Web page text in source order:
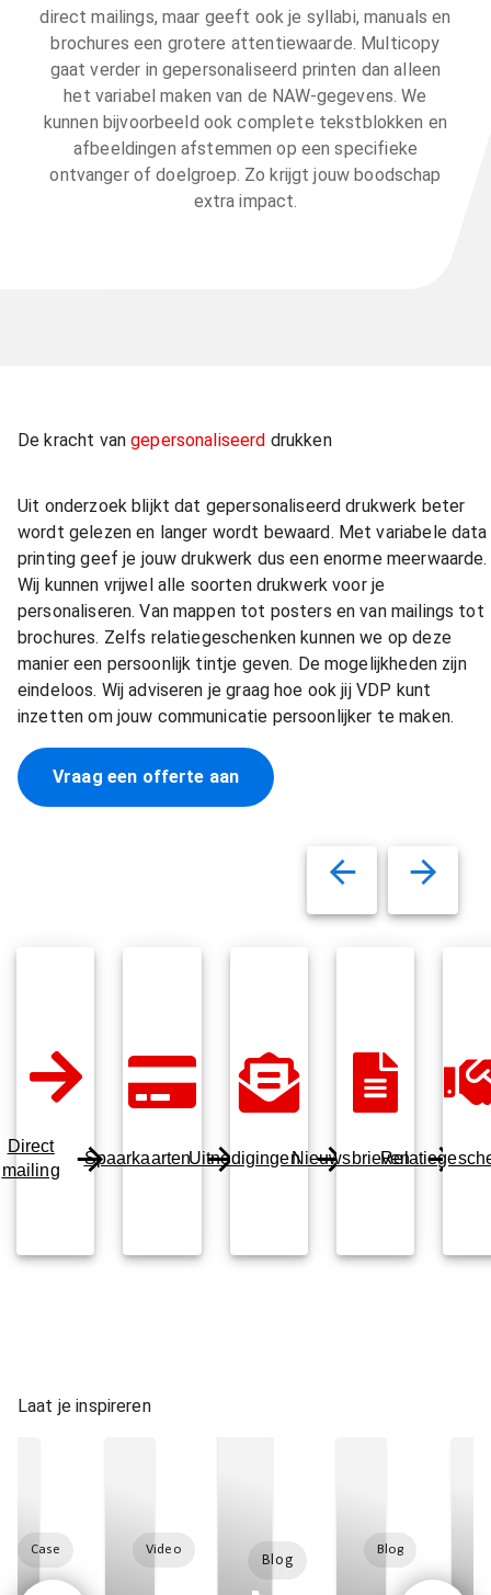
direct mailings, maar geeft ook je syllabi, manuals en
brochures een grotere attentiewaarde. Multicopy
gaat verder in gepersonaliseerd printen dan alleen
het variabel maken van de NAW-gegevens. We
kunnen bijvoorbeeld ook complete tekstblokken en
afbeeldingen afstemmen op een specifieke
ontvanger of doelgroep. Zo krijgt jouw boodschap
extra impact.
De kracht vangepersonaliseerd drukken
Uit onderzoek blijkt dat gepersonaliseerd drukwerk beter
wordt gelezen en langer wordt bewaard. Met variabele data
printing geef je jouw drukwerk dus een enorme meerwaarde.
Wij kunnen vrijwel alle soorten drukwerk voor je
personaliseren. Van mappen tot posters en van mailings tot
brochures. Zelfs relatiegeschenken kunnen we op deze
manier een persoonlijk tintje geven. De mogelijkheden zijn
eindeloos. Wij adviseren je graag hoe ook jij VDP kunt
inzetten om jouw communicatie persoonlijker te maken.
Vraag een offerte aan
Direct
mailing
SpaarkaartenUitnodigingenNieuwsbrieven
Laat je inspireren
Case Video
Blog
Blog